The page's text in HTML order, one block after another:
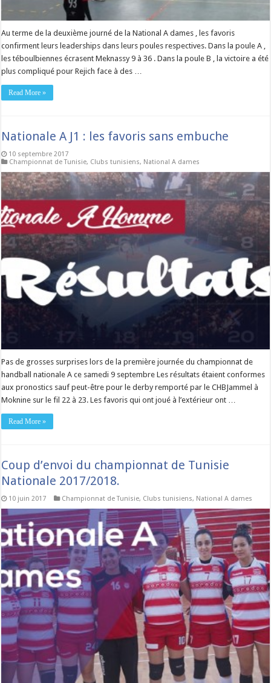
Au terme de la deuxième journé de la National A dames , les favoris
confirment leurs leaderships dans leurs poules respectives. Dans la poule A ,
les téboulbiennes écrasent Meknassy 9 à 36 . Dans la poule B , la victoire a été
plus compliqué pour Rejich face à des …
Read More »
Nationale A J1 : les favoris sans embuche
10 septembre 2017
Championnat de Tunisie, Clubs tunisiens, National A dames
Pas de grosses surprises lors de la première journée du championnat de
handball nationale A ce samedi 9 septembre Les résultats étaient conformes
aux pronostics sauf peut-être pour le derby remporté par le CHBJammel à
Moknine sur le fil 22 à 23. Les favoris qui ont joué à l’extérieur ont …
Read More »
Coup d’envoi du championnat de Tunisie
Nationale 2017/2018.
10 juin 2017 Championnat de Tunisie, Clubs tunisiens, National A dames